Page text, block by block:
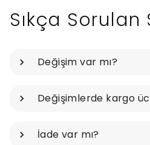
Sıkça Sorulan
Değişim var mı?
Değişimlerde kargo
İade var mı?